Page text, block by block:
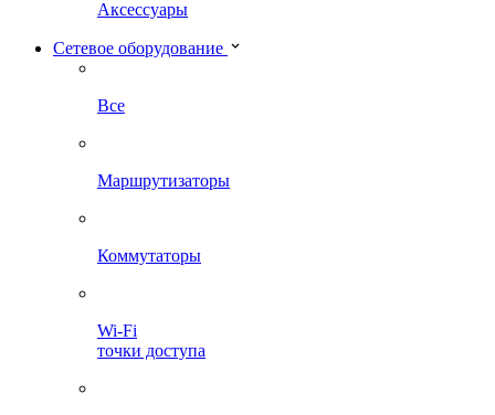
Аксессуары
Сетевое оборудование
Все
Маршрутизаторы
Коммутаторы
Wi-Fi
точки доступа